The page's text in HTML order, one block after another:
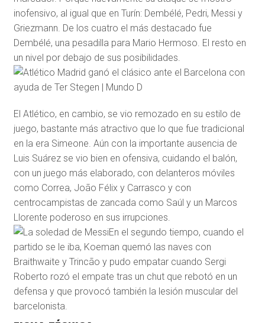
inofensivo, al igual que en Turín: Dembélé, Pedri, Messi y
Griezmann. De los cuatro el más destacado fue
Dembélé, una pesadilla para Mario Hermoso. El resto en
un nivel por debajo de sus posibilidades.
El Atlético, en cambio, se vio remozado en su estilo de
juego, bastante más atractivo que lo que fue tradicional
en la era Simeone. Aún con la importante ausencia de
Luis Suárez se vio bien en ofensiva, cuidando el balón,
con un juego más elaborado, con delanteros móviles
como Correa, João Félix y Carrasco y con
centrocampistas de zancada como Saúl y un Marcos
Llorente poderoso en sus irrupciones.
En el segundo tiempo, cuando el
partido se le iba, Koeman quemó las naves con
Braithwaite y Trincão y pudo empatar cuando Sergi
Roberto rozó el empate tras un chut que rebotó en un
defensa y que provocó también la lesión muscular del
barcelonista.